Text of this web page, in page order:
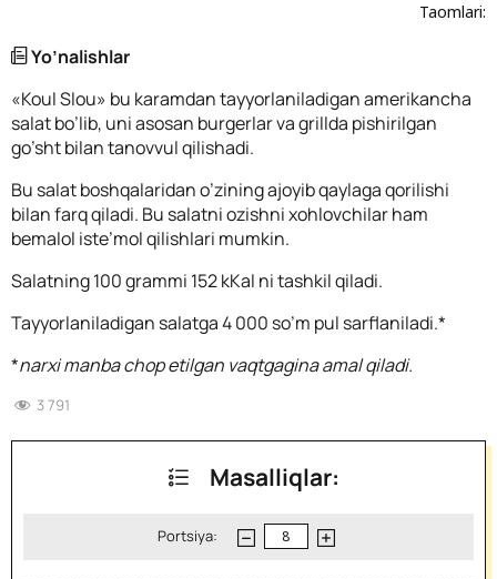
Taomlari:
Yo’nalishlar
«Koul Slou» bu karamdan tayyorlaniladigan amerikancha
salat bo’lib, uni asosan burgerlar va grillda pishirilgan
go’sht bilan tanovvul qilishadi.
Bu salat boshqalaridan o’zining ajoyib qaylaga qorilishi
bilan farq qiladi. Bu salatni ozishni xohlovchilar ham
bemalol iste’mol qilishlari mumkin.
Salatning 100 grammi 152 kKal ni tashkil qiladi.
Tayyorlaniladigan salatga 4 000 so’m pul sarflaniladi.*
*narxi manba chop etilgan vaqtgagina amal qiladi.
3 791
Masalliqlar:
Portsiya: